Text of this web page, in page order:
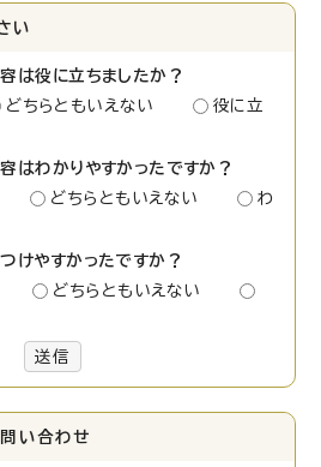
い
は役に立ちましたか？
どちらともいえない
役に立
はわかりやすかったですか？
どちらともいえない
わ
けやすかったですか？
どちらともいえない
送信
い合わせ